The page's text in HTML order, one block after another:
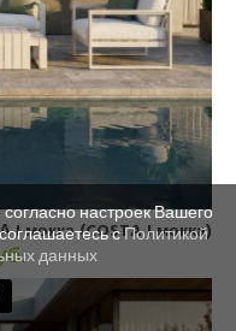
мокка (COSTA I мокка)
настроек Вашего
сПолитикой
данных